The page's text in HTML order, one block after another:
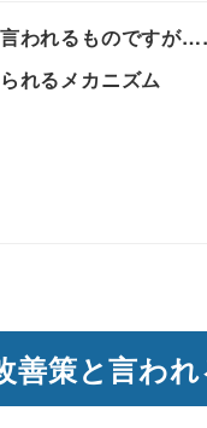
言われるものです
れるメカニズム
善策と言